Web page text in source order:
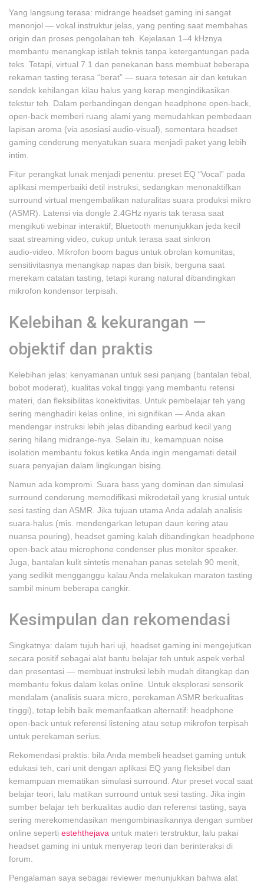
Yang langsung terasa: midrange headset gaming ini sangat
menonjol — vokal instruktur jelas, yang penting saat membahas
origin dan proses pengolahan teh. Kejelasan 1–4 kHznya
membantu menangkap istilah teknis tanpa ketergantungan pada
teks. Tetapi, virtual 7.1 dan penekanan bass membuat beberapa
rekaman tasting terasa “berat” — suara tetesan air dan ketukan
sendok kehilangan kilau halus yang kerap mengindikasikan
tekstur teh. Dalam perbandingan dengan headphone open‑back,
open‑back memberi ruang alami yang memudahkan pembedaan
lapisan aroma (via asosiasi audio‑visual), sementara headset
gaming cenderung menyatukan suara menjadi paket yang lebih
intim.
Fitur perangkat lunak menjadi penentu: preset EQ “Vocal” pada
aplikasi memperbaiki detil instruksi, sedangkan menonaktifkan
surround virtual mengembalikan naturalitas suara produksi mikro
(ASMR). Latensi via dongle 2.4GHz nyaris tak terasa saat
mengikuti webinar interaktif; Bluetooth menunjukkan jeda kecil
saat streaming video, cukup untuk terasa saat sinkron
audio‑video. Mikrofon boom bagus untuk obrolan komunitas;
sensitivitasnya menangkap napas dan bisik, berguna saat
merekam catatan tasting, tetapi kurang natural dibandingkan
mikrofon kondensor terpisah.
Kelebihan & kekurangan —
objektif dan praktis
Kelebihan jelas: kenyamanan untuk sesi panjang (bantalan tebal,
bobot moderat), kualitas vokal tinggi yang membantu retensi
materi, dan fleksibilitas konektivitas. Untuk pembelajar teh yang
sering menghadiri kelas online, ini signifikan — Anda akan
mendengar instruksi lebih jelas dibanding earbud kecil yang
sering hilang midrange‑nya. Selain itu, kemampuan noise
isolation membantu fokus ketika Anda ingin mengamati detail
suara penyajian dalam lingkungan bising.
Namun ada kompromi. Suara bass yang dominan dan simulasi
surround cenderung memodifikasi mikrodetail yang krusial untuk
sesi tasting dan ASMR. Jika tujuan utama Anda adalah analisis
suara‑halus (mis. mendengarkan letupan daun kering atau
nuansa pouring), headset gaming kalah dibandingkan headphone
open‑back atau microphone condenser plus monitor speaker.
Juga, bantalan kulit sintetis menahan panas setelah 90 menit,
yang sedikit mengganggu kalau Anda melakukan maraton tasting
sambil minum beberapa cangkir.
Kesimpulan dan rekomendasi
Singkatnya: dalam tujuh hari uji, headset gaming ini mengejutkan
secara positif sebagai alat bantu belajar teh untuk aspek verbal
dan presentasi — membuat instruksi lebih mudah ditangkap dan
membantu fokus dalam kelas online. Untuk eksplorasi sensorik
mendalam (analisis suara micro, perekaman ASMR berkualitas
tinggi), tetap lebih baik memanfaatkan alternatif: headphone
open‑back untuk referensi listening atau setup mikrofon terpisah
untuk perekaman serius.
Rekomendasi praktis: bila Anda membeli headset gaming untuk
edukasi teh, cari unit dengan aplikasi EQ yang fleksibel dan
kemampuan mematikan simulasi surround. Atur preset vocal saat
belajar teori, lalu matikan surround untuk sesi tasting. Jika ingin
sumber belajar teh berkualitas audio dan referensi tasting, saya
sering merekomendasikan mengombinasikannya dengan sumber
online seperti estehthejava untuk materi terstruktur, lalu pakai
headset gaming ini untuk menyerap teori dan berinteraksi di
forum.
Pengalaman saya sebagai reviewer menunjukkan bahwa alat